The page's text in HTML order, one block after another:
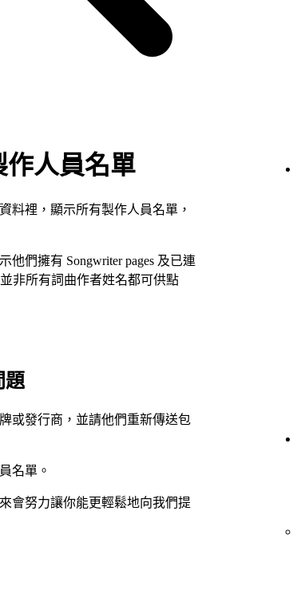
作人員名單
料裡，顯示所有製作人員名單，
們擁有 Songwriter pages 及已連
非所有詞曲作者姓名都可供點
題
或發行商，並請他們重新傳送包
名單。
會努力讓你能更輕鬆地向我們提